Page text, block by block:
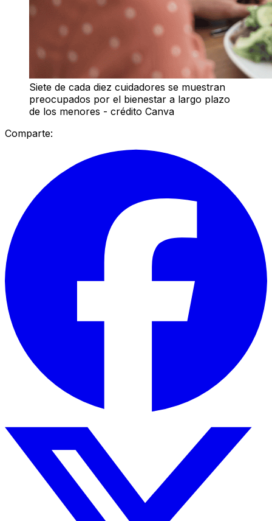
Siete de cada diez cuidadores se muestran
preocupados por el bienestar a largo plazo
de los menores - crédito Canva
Comparte: